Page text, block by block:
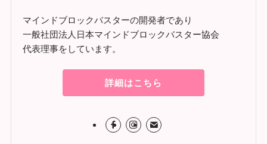
マインドブロックバスターの開発者であり
一般社団法人日本マインドブロックバスター協会
代表理事をしています。
詳細はこちら